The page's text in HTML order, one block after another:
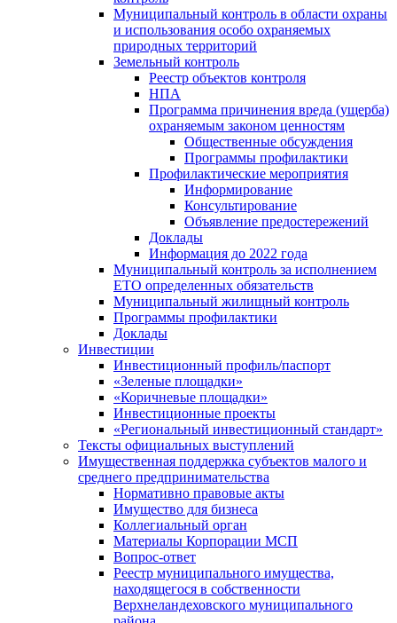
Муниципальный контроль в области охраны
и использования особо охраняемых
природных территорий
Земельный контроль
Реестр объектов контроля
НПА
Программа причинения вреда (ущерба)
охраняемым законом ценностям
Общественные обсуждения
Программы профилактики
Профилактические мероприятия
Информирование
Консультирование
Объявление предостережений
Доклады
Информация до 2022 года
Муниципальный контроль за исполнением
ЕТО определенных обязательств
Муниципальный жилищный контроль
Программы профилактики
Доклады
Инвестиции
Инвестиционный профиль/паспорт
«Зеленые площадки»
«Коричневые площадки»
Инвестиционные проекты
«Региональный инвестиционный стандарт»
Тексты официальных выступлений
Имущественная поддержка субъектов малого и
среднего предпринимательства
Нормативно правовые акты
Имущество для бизнеса
Коллегиальный орган
Материалы Корпорации МСП
Вопрос-ответ
Реестр муниципального имущества,
находящегося в собственности
Верхнеландеховского муниципального